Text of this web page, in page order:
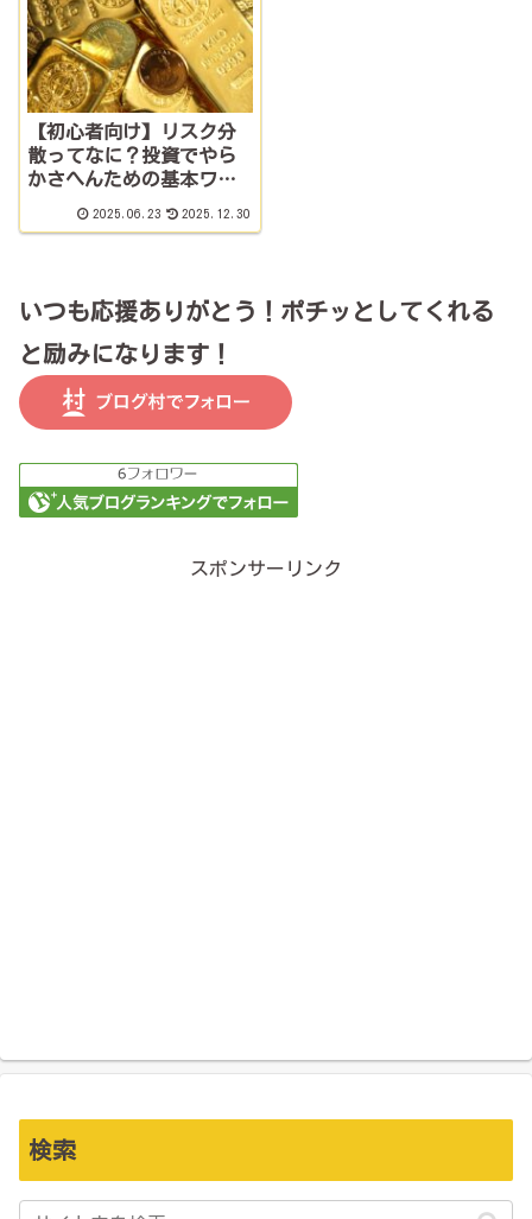
【初心者向け】リスク分
散ってなに？投資でやら
かさへんための基本ワザ
2025.06.23 2025.12.30
いつも応援ありがとう！ポチッとしてくれる
と励みになります！
スポンサーリンク
検索